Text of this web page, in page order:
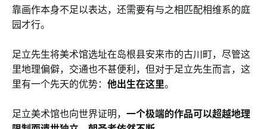
靠画作本身不足以表达，还需要有与之相匹配相维系的庭
园才行。
足立先生将美术馆选址在岛根县安来市的古川町，尽管这
里地理偏僻，交通也不甚便利，但对于足立先生而言，这
里有一个先天的优势： 他出生在这里。
足立美术馆也向世界证明， 一个极端的作品可以超越地理